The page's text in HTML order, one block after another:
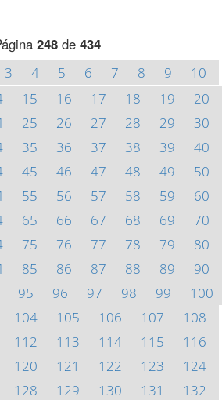
248de 434
3 4 5 6 7 8 9
10
15 16 17 18 19
20
25 26 27 28 29
30
35 36 37 38 39
40
45 46 47 48 49
50
55 56 57 58 59
60
65 66 67 68 69
70
75 76 77 78 79
80
85 86 87 88 89
90
95 96 97 98 99
100
104 105 106 107
108
112 113 114 115
116
120 121 122 123
124
128 129 130 131
132